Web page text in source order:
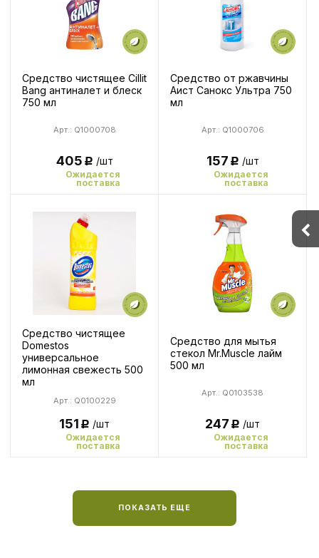
Средство чистящее Cillit
Bang антиналет и блеск
750 мл
Арт.: Q1000708
405Р /шт
Ожидается
поставка
Средство от ржавчины
Аист Санокс Ультра 750
мл
Арт.: Q1000706
157Р /шт
Ожидается
поставка
Средство чистящее
Domestos
универсальное
лимонная свежесть 500
мл
Арт.: Q0100229
151Р /шт
Ожидается
поставка
Средство для мытья
стекол Mr.Muscle лайм
500 мл
Арт.: Q0103538
247Р /шт
Ожидается
поставка
ПОКАЗАТЬ ЕЩЕ